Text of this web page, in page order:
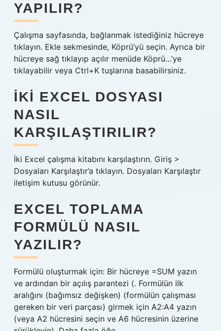
YAPILIR?
Çalışma sayfasında, bağlanmak istediğiniz hücreye
tıklayın. Ekle sekmesinde, Köprü’yü seçin. Ayrıca bir
hücreye sağ tıklayıp açılır menüde Köprü…’ye
tıklayabilir veya Ctrl+K tuşlarına basabilirsiniz.
İKI EXCEL DOSYASI
NASIL
KARŞILAŞTIRILIR?
İki Excel çalışma kitabını karşılaştırın. Giriş >
Dosyaları Karşılaştır’a tıklayın. Dosyaları Karşılaştır
iletişim kutusu görünür.
EXCEL TOPLAMA
FORMÜLÜ NASIL
YAZILIR?
Formülü oluşturmak için: Bir hücreye =SUM yazın
ve ardından bir açılış parantezi (. Formülün ilk
aralığını (bağımsız değişken) (formülün çalışması
gereken bir veri parçası) girmek için A2:A4 yazın
(veya A2 hücresini seçin ve A6 hücresinin üzerine